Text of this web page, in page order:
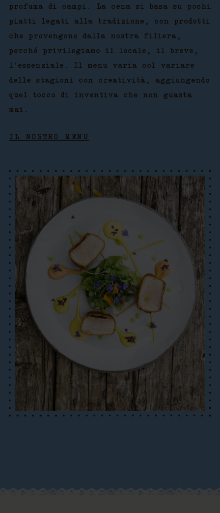
profuma di campi. La cena si basa su pochi
piatti legati alla tradizione, con prodotti
che provengono dalla nostra filiera,
perché privilegiamo il locale, il breve,
l’essenziale. Il menu varia col variare
delle stagioni con creatività, aggiungendo
quel tocco di inventiva che non guasta
mai.
IL NOSTRO MENU